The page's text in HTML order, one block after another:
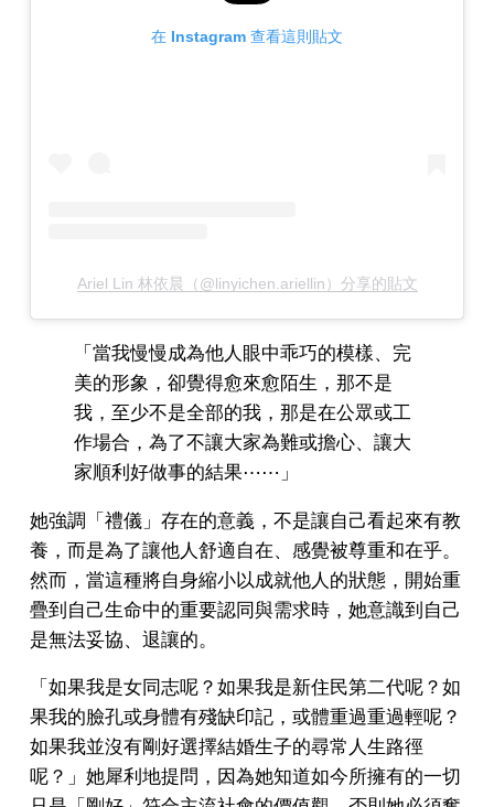
在 Instagram 查看這則貼文
Ariel Lin 林依晨（@linyichen.ariellin）分享的貼文
「當我慢慢成為他人眼中乖巧的模樣、完
美的形象，卻覺得愈來愈陌生，那不是
我，至少不是全部的我，那是在公眾或工
作場合，為了不讓大家為難或擔心、讓大
家順利好做事的結果⋯⋯」
她強調「禮儀」存在的意義，不是讓自己看起來有教
養，而是為了讓他人舒適自在、感覺被尊重和在乎。
然而，當這種將自身縮小以成就他人的狀態，開始重
疊到自己生命中的重要認同與需求時，她意識到自己
是無法妥協、退讓的。
「如果我是女同志呢？如果我是新住民第二代呢？如
果我的臉孔或身體有殘缺印記，或體重過重過輕呢？
如果我並沒有剛好選擇結婚生子的尋常人生路徑
呢？」她犀利地提問，因為她知道如今所擁有的一切